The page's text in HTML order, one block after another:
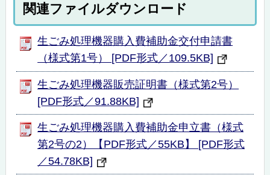
関連ファイルダウンロード
生ごみ処理機器購入費補助金交付申請書
（様式第1号） [PDF形式／109.5KB]
生ごみ処理機器販売証明書（様式第2号）
[PDF形式／91.88KB]
生ごみ処理機器購入費補助金申立書（様式
第2号の2）【PDF形式／55KB】 [PDF形式
／54.78KB]